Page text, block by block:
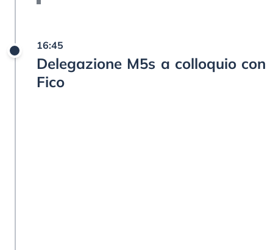
16:45
Delegazione M5s a colloquio con
Fico